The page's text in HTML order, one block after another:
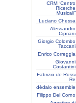
CRM “Centro
Ricerche
Musicali”
Luciano Chessa
Alessandro
Cipriani
Giorgio Colombo
Taccani
Enrico Correggia
Giovanni
Costantini
Fabrizio de Rossi
Re
dèdalo ensemble
Filippo Del Corno